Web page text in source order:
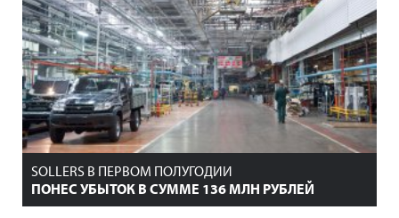
SOLLERS В ПЕРВОМ ПОЛУГОДИИ
ПОНЕС УБЫТОК В СУММЕ 136 МЛН РУБЛЕЙ